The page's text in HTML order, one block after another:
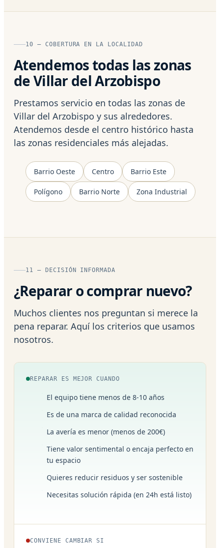
10 — COBERTURA EN LA LOCALIDAD
Atendemos todas las zonas
de Villar del Arzobispo
Prestamos servicio en todas las zonas de
Villar del Arzobispo y sus alrededores.
Atendemos desde el centro histórico hasta
las zonas residenciales más alejadas.
Barrio Oeste Centro Barrio Este
Polígono Barrio Norte Zona Industrial
11 — DECISIÓN INFORMADA
¿Reparar o comprar nuevo?
Muchos clientes nos preguntan si merece la
pena reparar. Aquí los criterios que usamos
nosotros.
REPARAR ES MEJOR CUANDO
El equipo tiene menos de 8-10 años
Es de una marca de calidad reconocida
La avería es menor (menos de 200€)
Tiene valor sentimental o encaja perfecto en
tu espacio
Quieres reducir residuos y ser sostenible
Necesitas solución rápida (en 24h está listo)
CONVIENE CAMBIAR SI